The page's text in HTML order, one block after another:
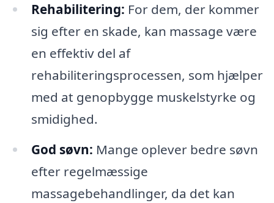
Rehabilitering: For dem, der kommer
sig efter en skade, kan massage være
en effektiv del af
rehabiliteringsprocessen, som hjælper
med at genopbygge muskelstyrke og
smidighed.
God søvn: Mange oplever bedre søvn
efter regelmæssige
massagebehandlinger, da det kan